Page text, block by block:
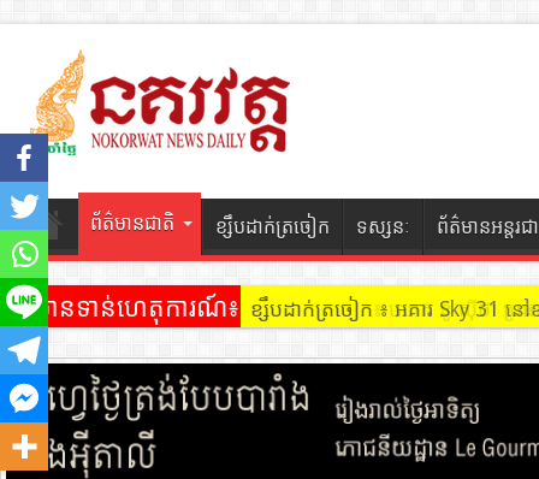
ព័ត៌មានជាតិ ខ្សឹបដាក់ត្រចៀក ទស្សនៈ ព័ត៌មានអន្តរជ
ព័ត៌មានទាន់ហេតុការណ៍៖ ខ្សឹបដាក់ត្រចៀក ៖ អគារ Sky 31